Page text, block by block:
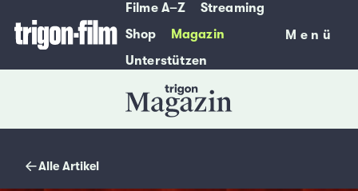
Filme A–Z
Streaming
Shop
Magazin
Unterstützen
Menü
Menü
Magazin
Alle Artikel